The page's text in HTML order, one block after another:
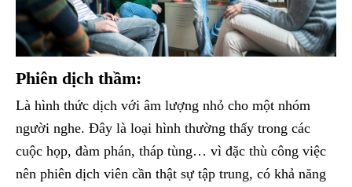
Phiên dịch thầm:
Là hình thức dịch với âm lượng nhỏ cho một nhóm
người nghe. Đây là loại hình thường thấy trong các
cuộc họp, đàm phán, tháp tùng… vì đặc thù công việc
nên phiên dịch viên cần thật sự tập trung, có khả năng